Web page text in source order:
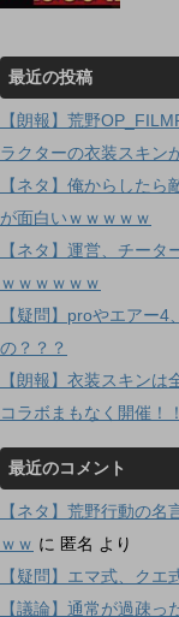
最近の投稿
【朗報】荒野
ラクターの衣装スキン
【ネタ】俺からした
が面白いｗｗｗｗｗ
【ネタ】運営、チー
ｗｗｗｗｗｗ
【疑問】proやエアー
の？？？
【朗報】衣装スキン
コラボまもなく開催！
最近のコメント
【ネタ】荒野行動の
ｗｗ に 匿名 より
【疑問】エマ式、クエ
【議論】通常が過疎